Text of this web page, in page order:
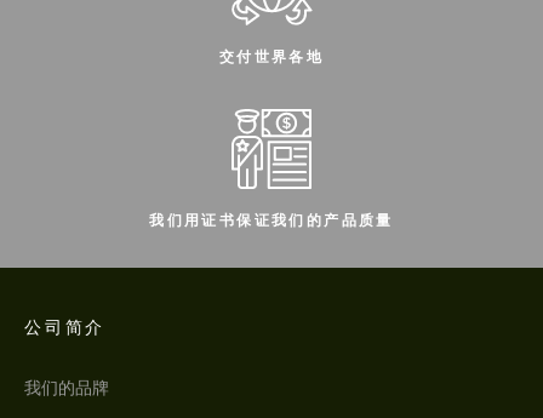
交付世界各地
我们用证书保证我们的产品质量
公司简介
我们的品牌